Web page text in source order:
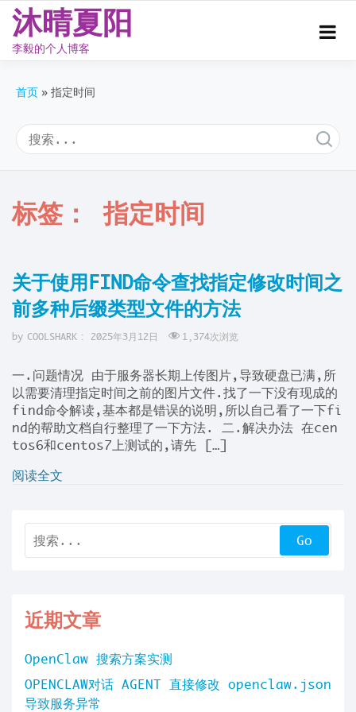
沐晴夏阳
李毅的个人博客
首页 指定时间
标签：指定时间
关于使用FIND命令查找指定修改时间之
前多种后缀类型文件的方法
by COOLSHARK : 2025年3月12日 1,374次浏览
一.问题情况 由于服务器长期上传图片,导致硬盘已满,所
以需要清理指定时间之前的图片文件.找了一下没有现成的
find命令解读,基本都是错误的说明,所以自己看了一下fi
nd的帮助文档自行整理了一下方法. 二.解决办法 在cen
tos6和centos7上测试的,请先 […]
阅读全文
近期文章
OpenClaw 搜索方案实测
OPENCLAW对话 AGENT 直接修改 openclaw.json
导致服务异常